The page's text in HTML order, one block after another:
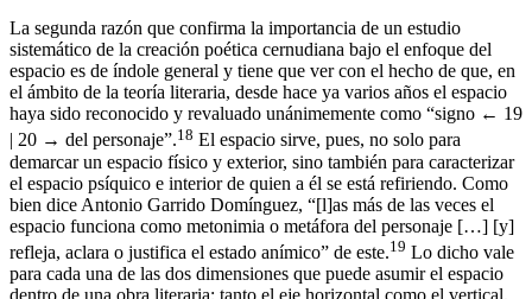
La segunda razón que confirma la importancia de un estudio
sistemático de la creación poética cernudiana bajo el enfoque del
espacio es de índole general y tiene que ver con el hecho de que, en
el ámbito de la teoría literaria, desde hace ya varios años el espacio
haya sido reconocido y revaluado unánimemente como “signo ← 19
| 20 → del personaje”.18 El espacio sirve, pues, no solo para
demarcar un espacio físico y exterior, sino también para caracterizar
el espacio psíquico e interior de quien a él se está refiriendo. Como
bien dice Antonio Garrido Domínguez, “[l]as más de las veces el
espacio funciona como metonimia o metáfora del personaje […] [y]
refleja, aclara o justifica el estado anímico” de este.19 Lo dicho vale
para cada una de las dos dimensiones que puede asumir el espacio
dentro de una obra literaria: tanto el eje horizontal como el vertical,